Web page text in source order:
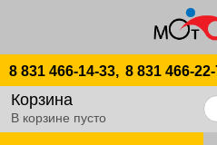
8 831 466-14-33, 8 831 466-
Корзина
В корзине пусто